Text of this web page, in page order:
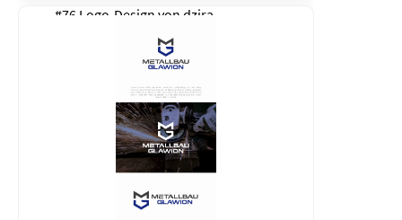
#76 Logo-Design von dzira